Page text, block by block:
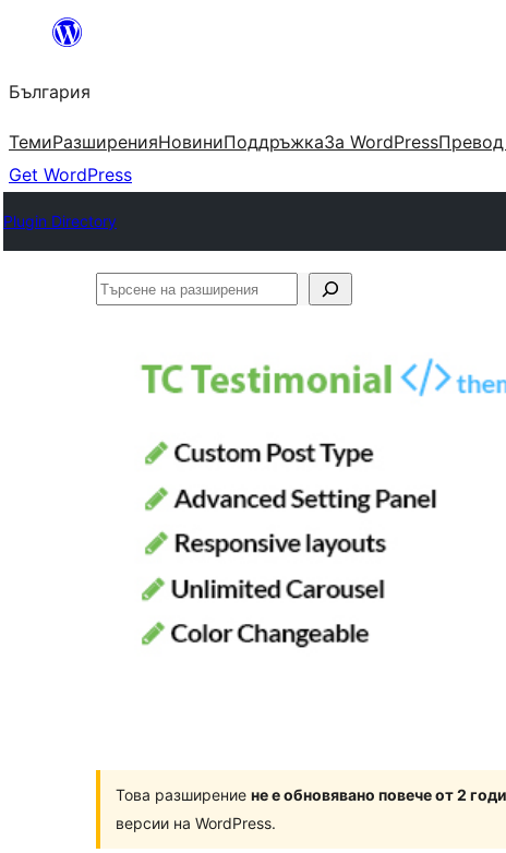
България
ТемиРазширенияНовиниПоддръжкаЗа WordPressПревод
Get WordPress
Plugin Directory
Търсене
Това разширение не е обновявано повече от 2
версии на WordPress.